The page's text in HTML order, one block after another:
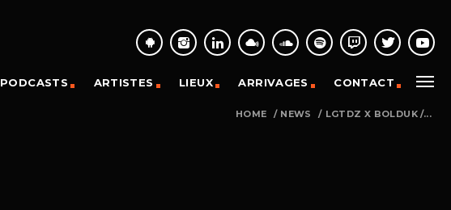
PODCASTS ARTISTES LIEUX ARRIVAGES CONTACT
HOME / NEWS / LGTDZ X BOLDUK /...